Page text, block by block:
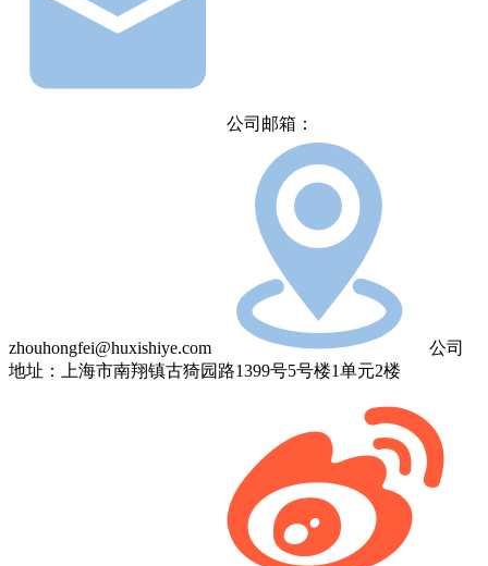
公司邮箱：
zhouhongfei@huxishiye.com
公司
地址：上海市南翔镇古猗园路1399号5号楼1单元2楼